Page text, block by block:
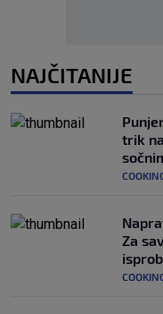
NAJČITANIJE
trik
Za